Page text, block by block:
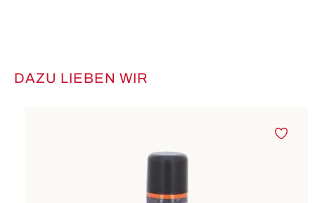
Produktgalerie überspringen
DAZU LIEBEN WIR